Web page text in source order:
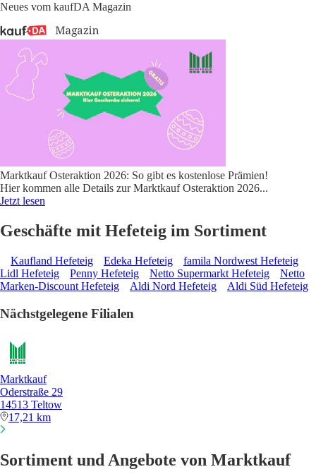
Neues vom kaufDA Magazin
Marktkauf Osteraktion 2026: So gibt es kostenlose Prämien!
Hier kommen alle Details zur Marktkauf Osteraktion 2026...
Jetzt lesen
Geschäfte mit Hefeteig im Sortiment
Kaufland Hefeteig Edeka Hefeteig
famila Nordwest Hefeteig
Lidl Hefeteig
Penny Hefeteig Netto Supermarkt Hefeteig
Netto
Marken-Discount Hefeteig
Aldi Nord Hefeteig Aldi Süd Hefeteig
Nächstgelegene Filialen
Marktkauf
Oderstraße 29
14513 Teltow
17,21 km
Sortiment und Angebote von Marktkauf